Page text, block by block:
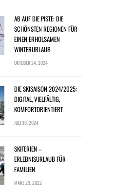
AB AUF DIE PISTE: DIE
SCHÖNSTEN REGIONEN FÜR
EINEN ERHOLSAMEN
WINTERURLAUB
OKTOBER 24, 2024
DIE SKISAISON 2024/2025:
DIGITAL, VIELFÄLTIG,
KOMFORTORIENTIERT
JULI 30, 2024
SKIFERIEN –
ERLEBNISURLAUB FÜR
FAMILIEN
MÄRZ 29, 2022